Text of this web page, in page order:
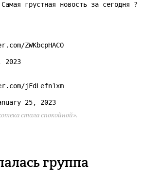
грустная новость за сегодня ?
ZWKbcpHACO
2023
jFdLefn1xm
25, 2023
стала спокойной».
группа